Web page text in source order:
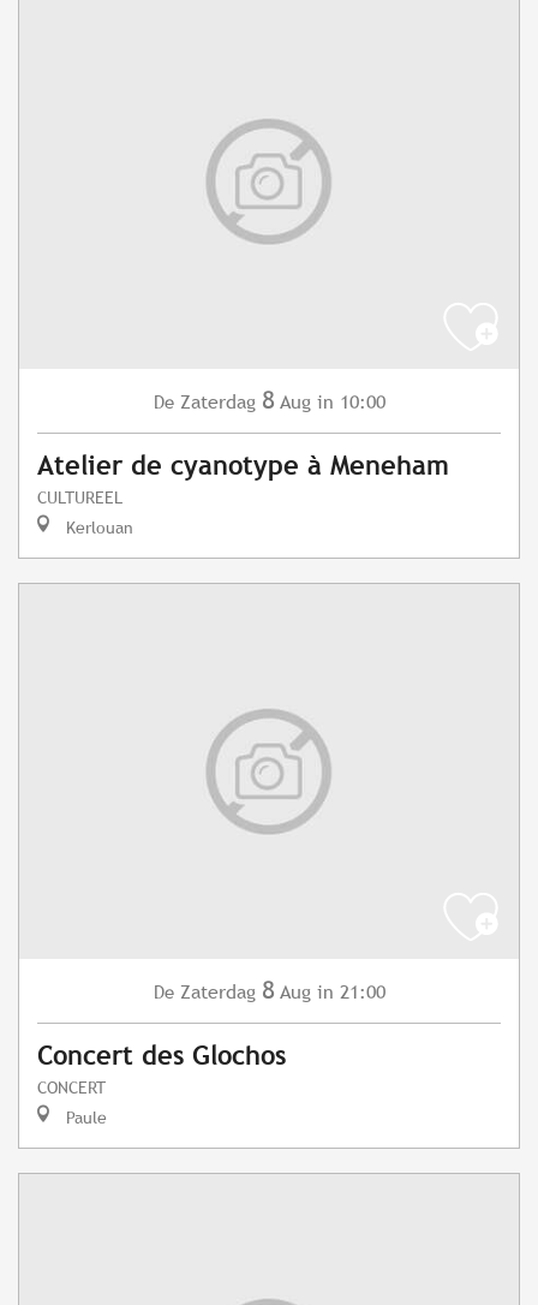
De Zaterdag 8 Aug in 10:00
Atelier de cyanotype à Meneham
CULTUREEL
Kerlouan
De Zaterdag 8 Aug in 21:00
Concert des Glochos
CONCERT
Paule